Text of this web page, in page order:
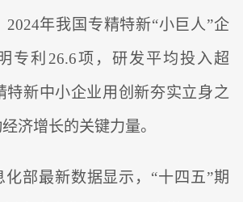
年我国专精特新“小巨人”企
专利26.6项，研发平均投入超
特新中小企业用创新夯实立身之
济增长的关键力量。
化部最新数据显示，“十四五”期